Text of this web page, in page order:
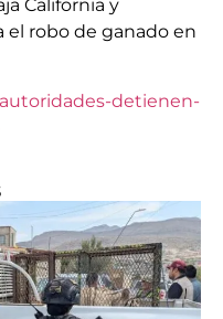
California y
el robo de ganado en
autoridades-detienen-